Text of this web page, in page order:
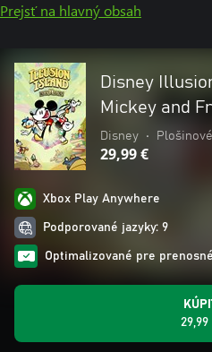
Prejsť na hlavný obsah
Disney
Mickey and
Disney • Plošinové
29,99 €
Xbox Play Anywhere
Podporované jazyky: 9
Optimalizované pre
29,99